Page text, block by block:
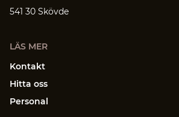
541 30 Skövde
LÄS MER
Kontakt
Hitta oss
Personal